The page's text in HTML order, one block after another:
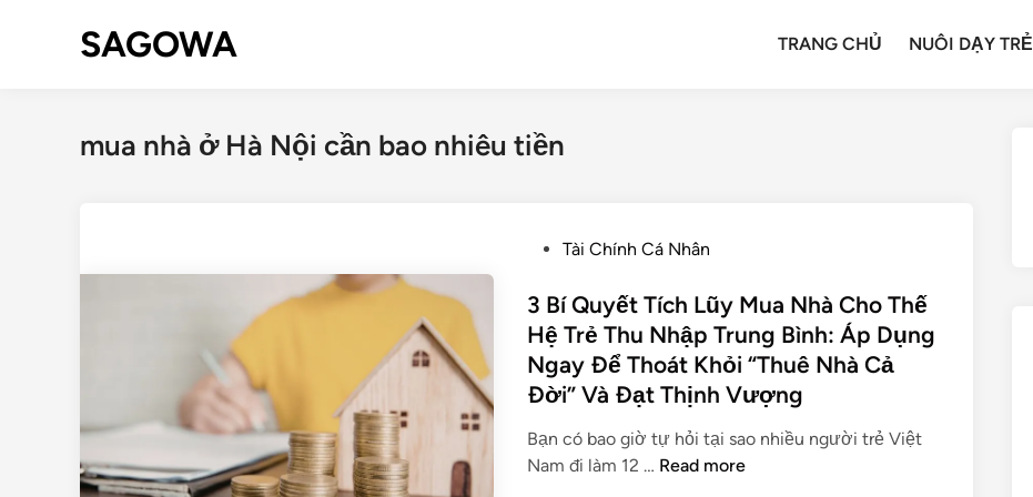
SAGOWA TRANG CHỦ NUÔI DẠY TRẺ
mua nhà ở Hà Nội cần bao nhiêu tiền
Tài Chính Cá Nhân
3 Bí Quyết Tích Lũy Mua Nhà Cho Thế
Hệ Trẻ Thu Nhập Trung Bình: Áp Dụng
Ngay Để Thoát Khỏi “Thuê Nhà Cả
Đời” Và Đạt Thịnh Vượng
Bạn có bao giờ tự hỏi tại sao nhiều người trẻ Việt
Nam đi làm 12 … Read more